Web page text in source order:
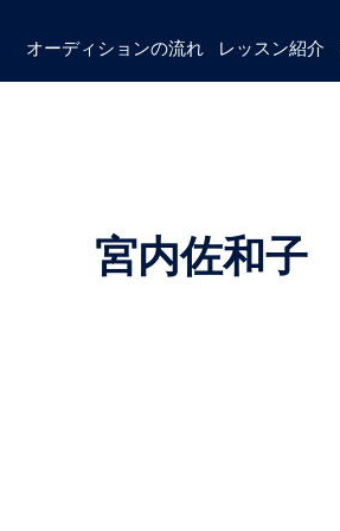
オーディションの流れ レッスン紹介
宮内佐和子